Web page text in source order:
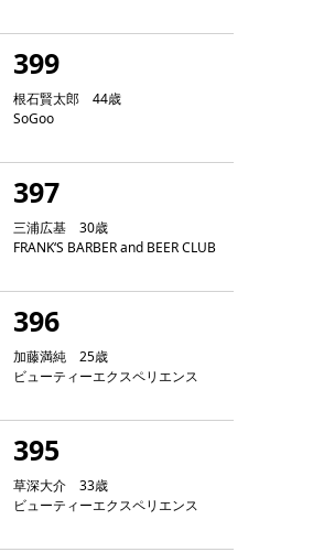
399
根石賢太郎 44歳
SoGoo
397
三浦広基 30歳
FRANK‘S BARBER and BEER CLUB
396
加藤満純 25歳
ビューティーエクスペリエンス
395
草深大介 33歳
ビューティーエクスペリエンス